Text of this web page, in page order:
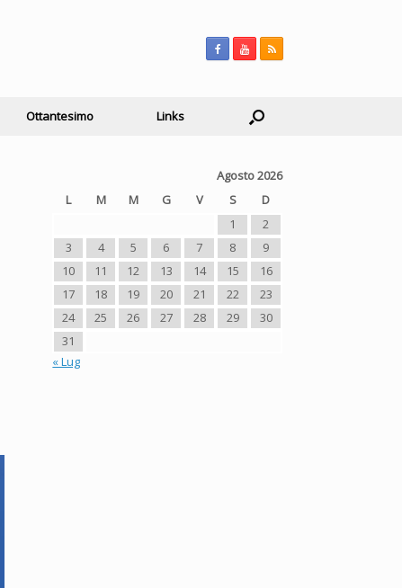
Ottantesimo Links
Agosto 2026
L
M M G V S
D
1
2
3
4 5 6 7 8
9
10
11 12 13 14 15
16
17
18 19 20 21 22
23
24
25 26 27 28 29
30
31
« Lug